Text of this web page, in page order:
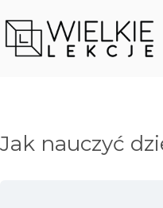
Jak nauczyć